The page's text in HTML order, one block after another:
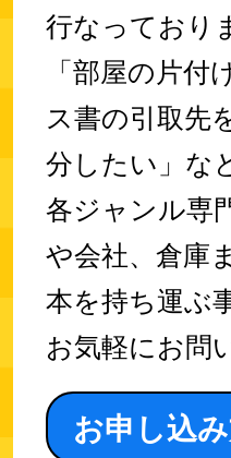
行なっており
「部屋の片
ス書の引取先
分したい」な
各ジャンル専
や会社、倉庫
本を持ち運ぶ
お気軽にお問
お申し込